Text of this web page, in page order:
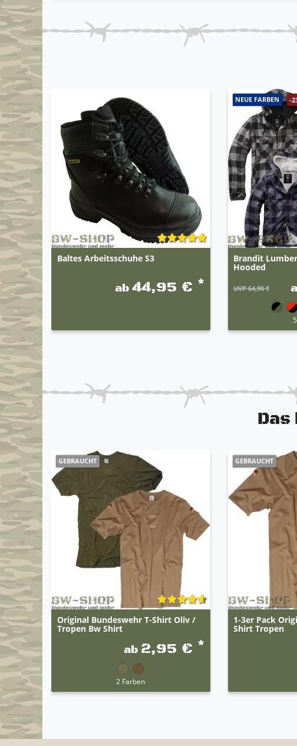
Baltes Arbeitsschuhe S3
ab44,95 € *
NEUE FARBEN -
Brandit
Hooded
UVP 64,90 €
GEBRAUCHT
Original Bundeswehr T-Shirt Oliv /
Tropen Bw Shirt
ab 2,95 € *
2 Farben
GEBRAUCHT
1-3er Pack
Shirt Tropen